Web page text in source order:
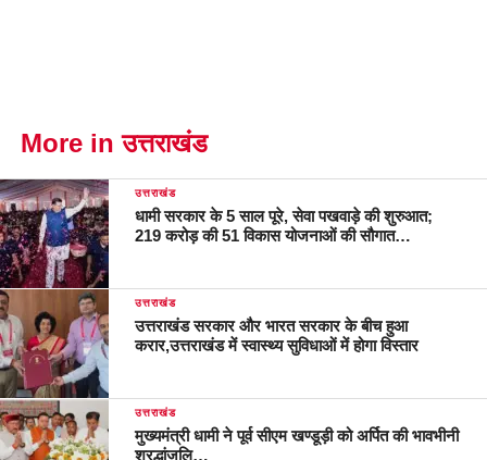
More in उत्तराखंड
उत्तराखंड
धामी सरकार के 5 साल पूरे, सेवा पखवाड़े की शुरुआत;
219 करोड़ की 51 विकास योजनाओं की सौगात…
उत्तराखंड
उत्तराखंड सरकार और भारत सरकार के बीच हुआ
करार,उत्तराखंड में स्वास्थ्य सुविधाओं में होगा विस्तार
उत्तराखंड
मुख्यमंत्री धामी ने पूर्व सीएम खण्डूड़ी को अर्पित की भावभीनी
श्रद्धांजलि…